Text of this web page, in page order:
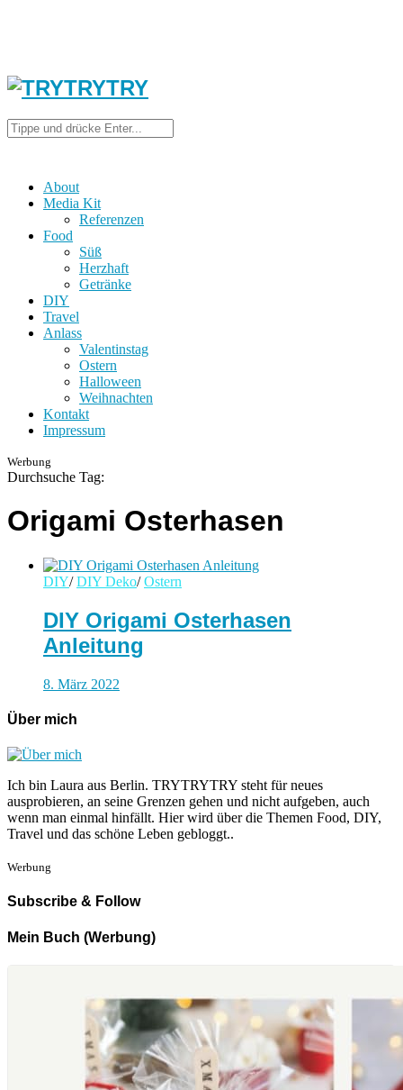
About
Media Kit
Referenzen
Food
Süß
Herzhaft
Getränke
DIY
Travel
Anlass
Valentinstag
Ostern
Halloween
Weihnachten
Kontakt
Impressum
Werbung
Durchsuche Tag:
Origami Osterhasen
DIY/ DIY Deko/ Ostern
DIY Origami Osterhasen
Anleitung
8. März 2022
Über mich
Ich bin Laura aus Berlin. TRYTRYTRY steht für neues
ausprobieren, an seine Grenzen gehen und nicht aufgeben, auch
wenn man einmal hinfällt. Hier wird über die Themen Food, DIY,
Travel und das schöne Leben gebloggt..
Werbung
Subscribe & Follow
Mein Buch (Werbung)